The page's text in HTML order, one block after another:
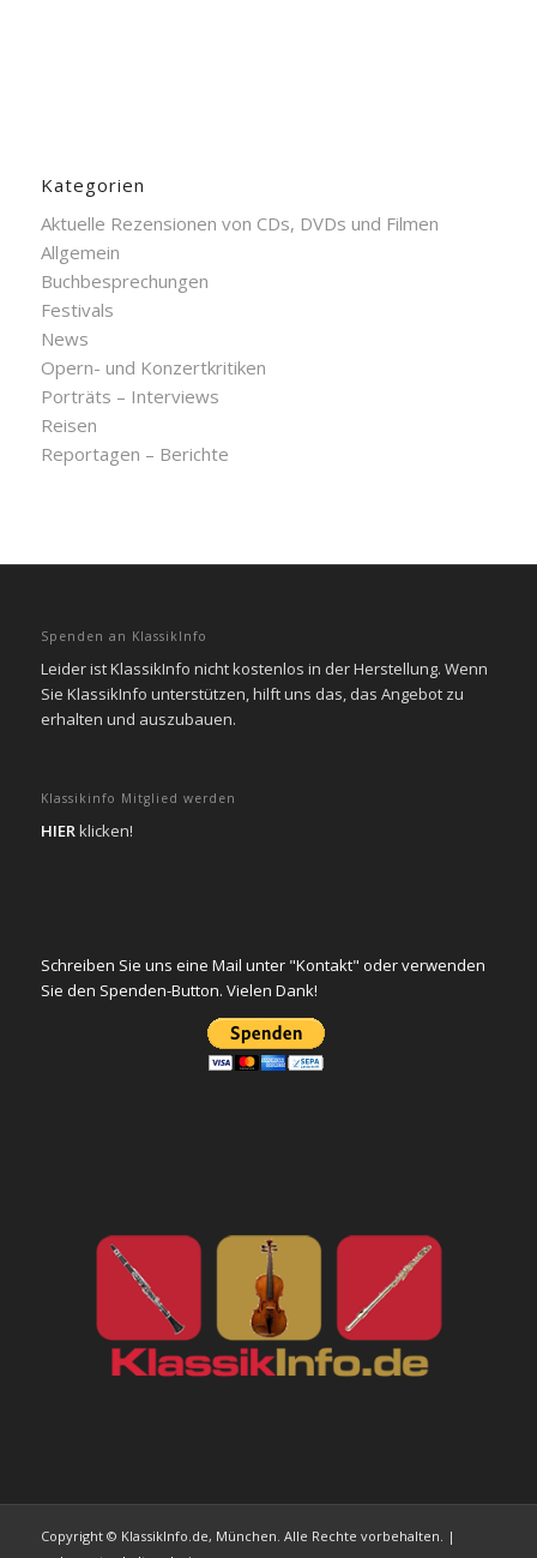
Kategorien
Aktuelle Rezensionen von CDs, DVDs und Filmen
Allgemein
Buchbesprechungen
Festivals
News
Opern- und Konzertkritiken
Porträts – Interviews
Reisen
Reportagen – Berichte
Spenden an KlassikInfo
Leider ist KlassikInfo nicht kostenlos in der Herstellung. Wenn
Sie KlassikInfo unterstützen, hilft uns das, das Angebot zu
erhalten und auszubauen.
Klassikinfo Mitglied werden
HIERklicken!
Schreiben Sie uns eine Mail unter "Kontakt" oder verwenden
Sie den Spenden-Button. Vielen Dank!
Copyright © KlassikInfo.de, München. Alle Rechte vorbehalten. |